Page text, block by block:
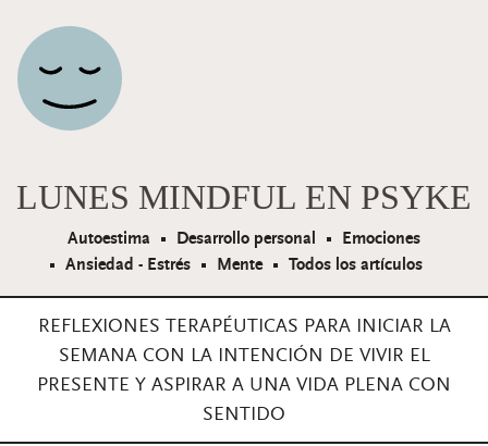
Navegación principal
LUNES MINDFUL EN PSYKE
Autoestima Desarrollo personal
Emociones
Ansiedad - Estrés
Mente Todos los artículos
REFLEXIONES TERAPÉUTICAS PARA INICIAR LA
SEMANA CON LA INTENCIÓN DE VIVIR EL
PRESENTE Y ASPIRAR A UNA VIDA PLENA CON
SENTIDO